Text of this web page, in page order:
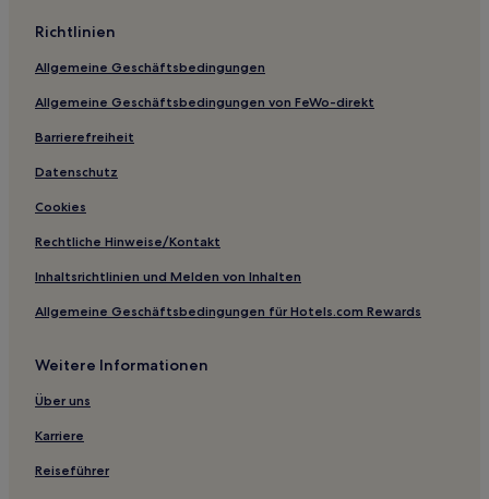
Daishan Hotels
Rencun Hotels
Exhibition Center
Chahujiao: Hotels
Hotels nahe Ningbo Songhuangcheng Beach
Dacai Hotels
Xinchang Hotels
Shen-Feng-Shui Hotels
Hotels mit Parkplatz in Tonglu
Günstige in Tonglu
Richtlinien
Allgemeine Geschäftsbedingungen
Allgemeine Geschäftsbedingungen von FeWo-direkt
Barrierefreiheit
Datenschutz
Cookies
Rechtliche Hinweise/Kontakt
Inhaltsrichtlinien und Melden von Inhalten
Allgemeine Geschäftsbedingungen für Hotels.com Rewards
Weitere Informationen
Über uns
Karriere
Reiseführer